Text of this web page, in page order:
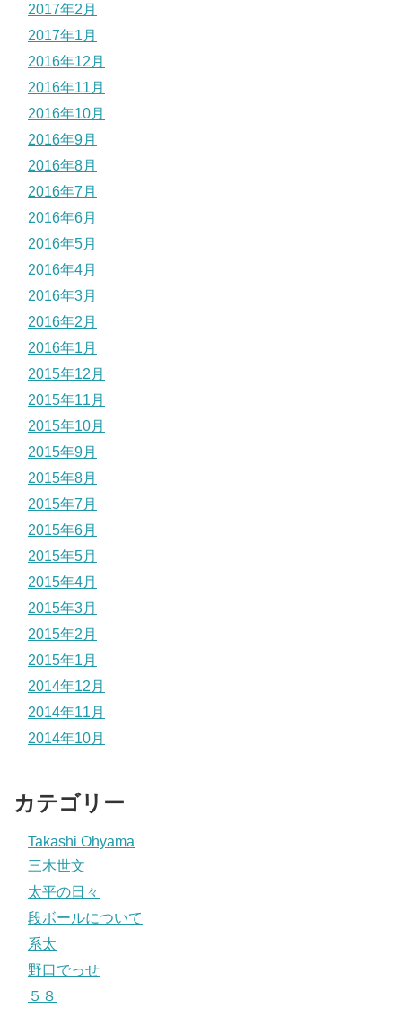
2017年2月
2017年1月
2016年12月
2016年11月
2016年10月
2016年9月
2016年8月
2016年7月
2016年6月
2016年5月
2016年4月
2016年3月
2016年2月
2016年1月
2015年12月
2015年11月
2015年10月
2015年9月
2015年8月
2015年7月
2015年6月
2015年5月
2015年4月
2015年3月
2015年2月
2015年1月
2014年12月
2014年11月
2014年10月
カテゴリー
Takashi Ohyama
三木世文
太平の日々
段ボールについて
系太
野口でっせ
５８